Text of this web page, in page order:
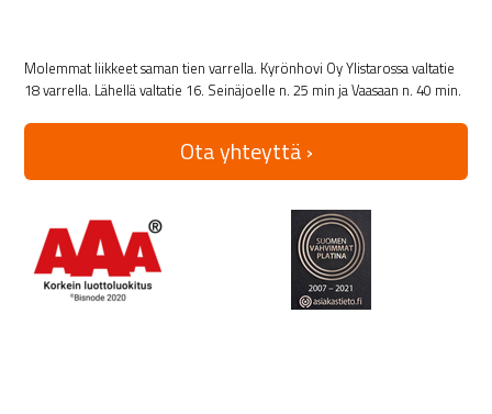
Molemmat liikkeet saman tien varrella. Kyrönhovi Oy Ylistarossa valtatie
18 varrella. Lähellä valtatie 16. Seinäjoelle n. 25 min ja Vaasaan n. 40 min.
Ota yhteyttä ›